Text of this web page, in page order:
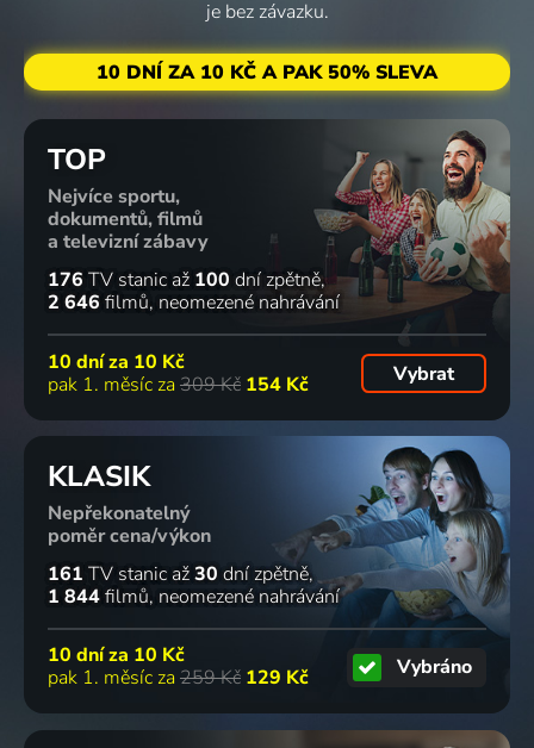
je bez závazku.
10 DNÍ ZA 10 KČ A PAK 50% SLEVA
TOP
Nejvíce sportu,
dokumentů, filmů
a televizní zábavy
176 TV stanic až 100 dní zpětně
2 646 filmů neomezené nahrávání
10 dní za 10 Kč
pak 1. měsíc za 309 Kč 154 Kč Vybrat
KLASIK
Nepřekonatelný
poměr cena/výkon
161 TV stanic až30 dní zpětně
1 844filmů neomezené nahrávání
10 dní za 10 Kč
pak 1. měsíc za 259 Kč 129 Kč Vybráno